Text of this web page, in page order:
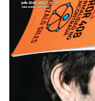
Descargar el
La reproducción de
que mandar un mail a
emitir todos los